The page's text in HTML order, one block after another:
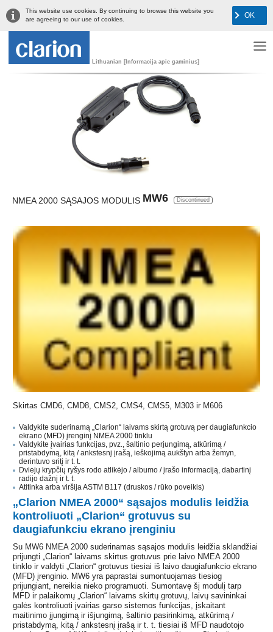
This website use cookies. By continuing to browse this website you
are agreeing to our use of cookies.
OK
Lithuanian [Informacija apie gaminius]
NMEA 2000 SĄSAJOS MODULIS MW6 Discontinued
Skirtas CMD6, CMD8, CMS2, CMS4, CMS5, M303 ir M606
Valdykite suderinamą „Clarion“ laivams skirtą grotuvą per daugiafunkcio
ekrano (MFD) įrenginį NMEA 2000 tinklu
Valdykite įvairias funkcijas, pvz., šaltinio perjungimą, atkūrimą /
pristabdymą, kitą / ankstesnį įrašą, ieškojimą aukštyn arba žemyn,
derintuvo sritį ir t. t.
Dviejų krypčių ryšys rodo atlikėjo / albumo / įrašo informaciją, dabartinį
radijo dažnį ir t. t.
Atitinka arba viršija ASTM B117 (druskos / rūko poveikis)
„Clarion NMEA 2000“ sąsajos modulis leidžia
kontroliuoti „Clarion“ grotuvus su
daugiafunkciu ekrano įrenginiu
Su MW6 NMEA 2000 suderinamas sąsajos modulis leidžia sklandžiai
prijungti „Clarion“ laivams skirtus grotuvus prie laivo NMEA 2000
tinklo ir valdyti „Clarion“ grotuvus tiesiai iš laivo daugiafunkcio ekrano
(MFD) įrenginio. MW6 yra paprastai sumontuojamas tiesiog
prijungiant, nereikia nieko programuoti. Sumontavę šį modulį tarp
MFD ir palaikomų „Clarion“ laivams skirtų grotuvų, laivų savininkai
galės kontroliuoti įvairias garso sistemos funkcijas, įskaitant
maitinimo įjungimą ir išjungimą, šaltinio pasirinkimą, atkūrimą /
pristabdymą, kitą / ankstesnį įrašą ir t. t. tiesiai iš MFD naudotojo